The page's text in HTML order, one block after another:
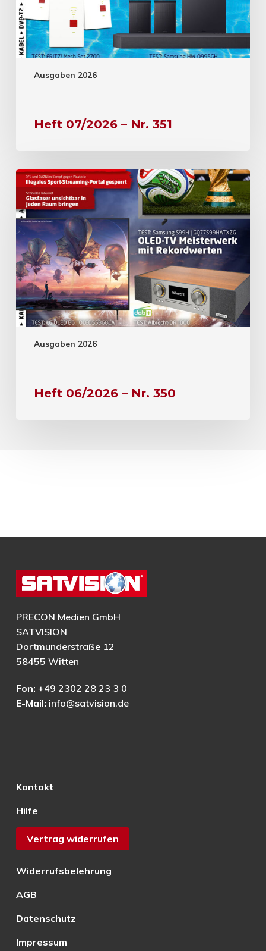
Ausgaben 2026
Heft 07/2026 – Nr. 351
Ausgaben 2026
Heft 06/2026 – Nr. 350
PRECON Medien GmbH
SATVISION
Dortmunderstraße 12
58455 Witten
Fon: +49 2302 28 23 3 0
E-Mail: info@satvision.de
Kontakt
Hilfe
Vertrag widerrufen
Widerrufsbelehrung
AGB
Datenschutz
Impressum